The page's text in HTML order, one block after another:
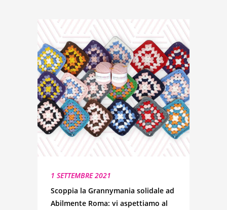
1 SETTEMBRE 2021
Scoppia la Grannymania solidale ad
Abilmente Roma: vi aspettiamo al